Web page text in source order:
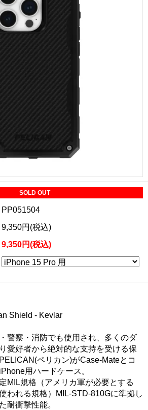
SOLD OUT
PP051504
9,350円(税込)
9,350円(税込)
Shield - Kevlar
警察・消防でも使用され、多くのダ
愛好者から絶対的な支持を受ける保
ペリカン)がCase-Mateとコ
用ハードケース。
MIL規格（アメリカ軍が必要とする
われる規格）MIL-STD-810Gに準拠し
耐衝撃性能。